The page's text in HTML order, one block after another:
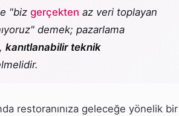
"biz gerçekten az veri toplayan
demek; pazarlama
kanıtlanabilir teknik
restoranınıza geleceğe yönelik bir